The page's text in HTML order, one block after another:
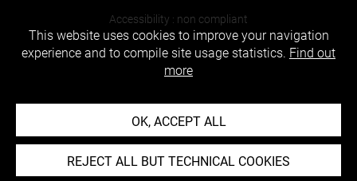
Accessibility : non compliant
This website uses cookies to improve your navigation
experience and to compile site usage statistics. Find out
more
OK, ACCEPT ALL
REJECT ALL BUT TECHNICAL COOKIES